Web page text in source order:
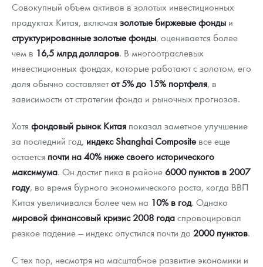
Совокупный объем активов в золотых инвестиционных
продуктах Китая, включая золотые биржевые фонды и
структурированные золотые фонды, оценивается более
чем в 16,5 млрд долларов. В многоотраслевых
инвестиционных фондах, которые работают с золотом, его
доля обычно составляетот 5% до 15% портфеля, в
зависимости от стратегии фонда и рыночных прогнозов.
Хотя фондовый рынок Китая показал заметное улучшение
за последний год, индекс Shanghai Composite все еще
остается почти на 40% ниже своего исторического
максимума. Он достиг пика в районе6000 пунктов в 2007
году, во время бурного экономического роста, когда ВВП
Китая увеличивался более чем на 10% в год. Однако
мировой финансовый кризис 2008 годаспровоцировал
резкое падение — индекс опустился почти до 2000 пунктов.
С тех пор, несмотря на масштабное развитие экономики и